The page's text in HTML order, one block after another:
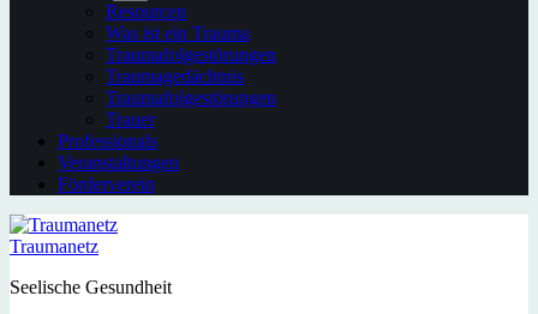
Resourcen
Was ist ein Trauma
Traumafolgestörungen
Traumagedächtnis
Traumafolgestörungen
Trauer
Professionals
Veranstaltungen
Förderverein
Traumanetz
Seelische Gesundheit